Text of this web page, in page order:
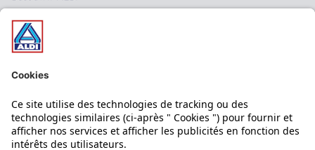
Nos bons plans
Nos rayons
Nos marques
Nos astuces
Évènements